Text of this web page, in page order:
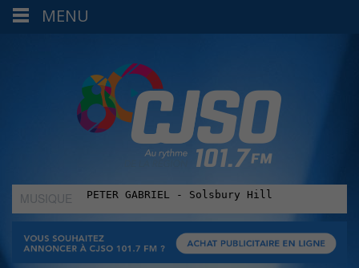
MUSIQUE
:
MENU